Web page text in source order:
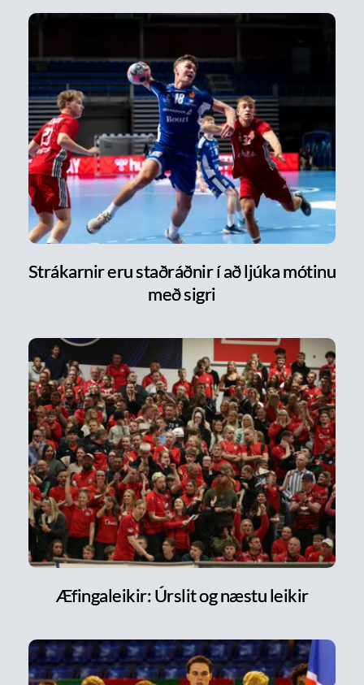
Strákarnir eru staðráðnir í að ljúka mótinu
með sigri
Æfingaleikir: Úrslit og næstu leikir